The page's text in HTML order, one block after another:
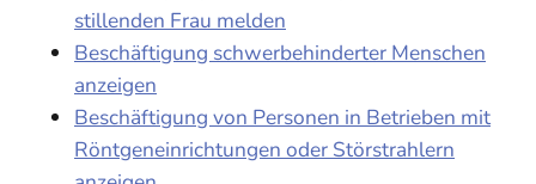
stillenden Frau melden
Beschäftigung schwerbehinderter Menschen
anzeigen
Beschäftigung von Personen in Betrieben mit
Röntgeneinrichtungen oder Störstrahlern